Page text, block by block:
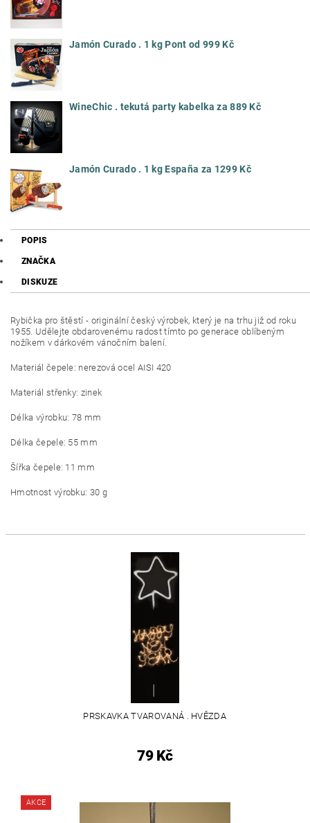
Jamón Curado . 1 kg Pont od 999 Kč
WineChic . tekutá party kabelka za 889 Kč
Jamón Curado . 1 kg España za 1299 Kč
POPIS
ZNAČKA
DISKUZE
Rybička pro štěstí - originální český výrobek, který je na trhu již od roku
1955. Udělejte obdarovenému radost tímto po generace oblíbeným
nožíkem v dárkovém vánočním balení.
Materiál čepele: nerezová ocel AISI 420
Materiál střenky: zinek
Délka výrobku: 78 mm
Délka čepele: 55 mm
Šířka čepele: 11 mm
Hmotnost výrobku: 30 g
PRSKAVKA TVAROVANÁ . HVĚZDA
79 Kč
AKCE